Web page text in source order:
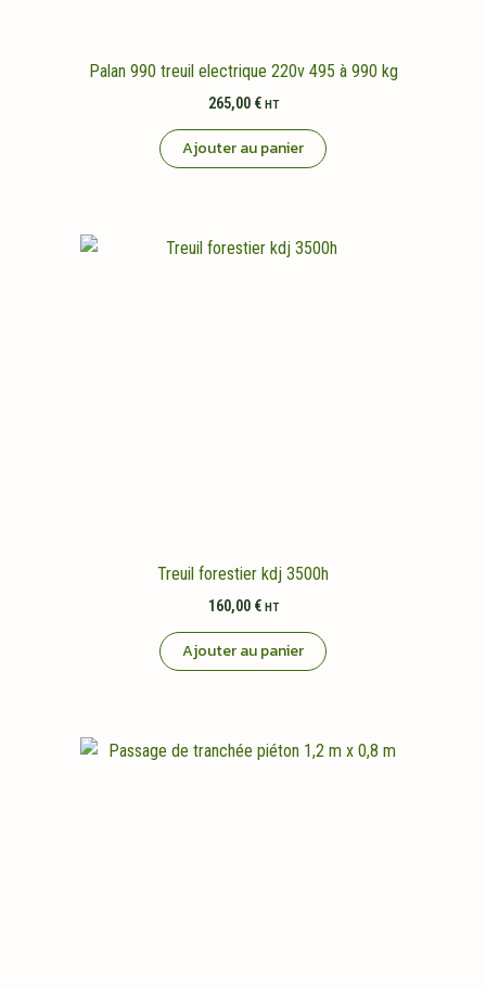
Palan 990 treuil electrique 220v 495 à 990 kg
265,00 € HT
Ajouter au panier
Treuil forestier kdj 3500h
160,00 € HT
Ajouter au panier